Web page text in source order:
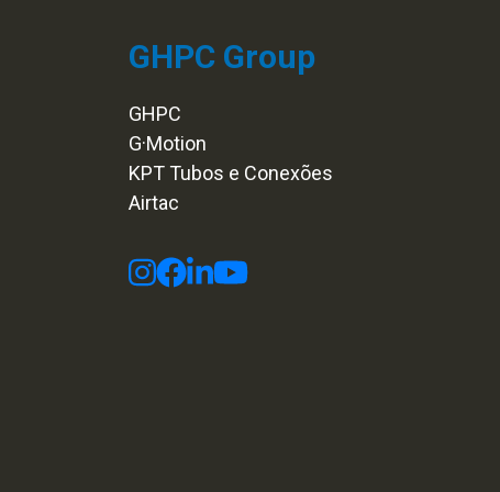
GHPC Group
GHPC
G·Motion
KPT Tubos e Conexões
Airtac